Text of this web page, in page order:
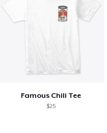
Famous Chili Tee
$25